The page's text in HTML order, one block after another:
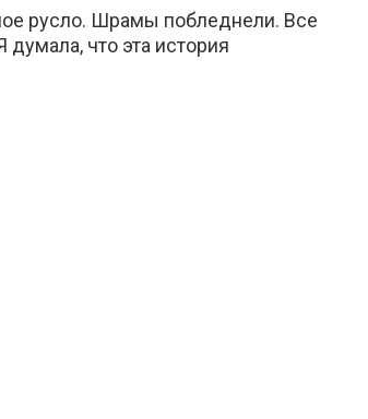
русло. Шрамы побледнели. Все
думала, что эта история